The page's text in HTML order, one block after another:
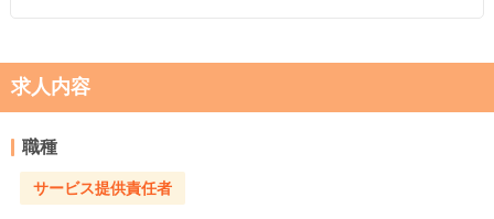
求人内容
職種
サービス提供責任者